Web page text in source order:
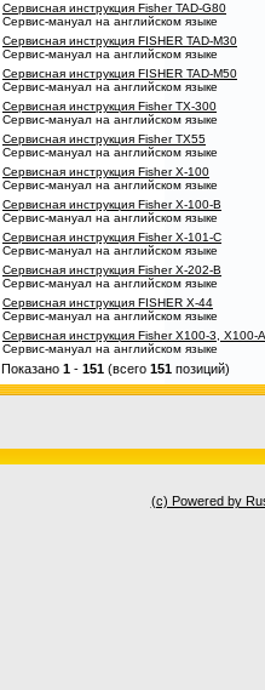
Сервисная инструкция Fisher TAD-G80
Сервис-мануал на английском языке
Сервисная инструкция FISHER TAD-M30
Сервис-мануал на английском языке
Сервисная инструкция FISHER TAD-M50
Сервис-мануал на английском языке
Сервисная инструкция Fisher TX-300
Сервис-мануал на английском языке
Сервисная инструкция Fisher TX55
Сервис-мануал на английском языке
Сервисная инструкция Fisher X-100
Сервис-мануал на английском языке
Сервисная инструкция Fisher X-100-B
Сервис-мануал на английском языке
Сервисная инструкция Fisher X-101-C
Сервис-мануал на английском языке
Сервисная инструкция Fisher X-202-B
Сервис-мануал на английском языке
Сервисная инструкция FISHER X-44
Сервис-мануал на английском языке
Сервисная инструкция Fisher X100-3, X100-A
Сервис-мануал на английском языке
Показано 1 - 151 (всего 151 позиций)
(c) Powered by